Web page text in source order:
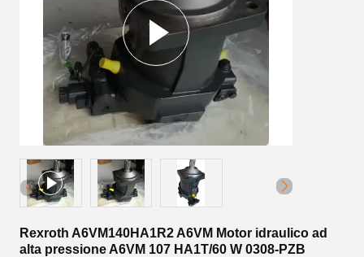
Rexroth A6VM140HA1R2 A6VM Motor idraulico ad
alta pressione A6VM 107 HA1T/60 W 0308-PZB